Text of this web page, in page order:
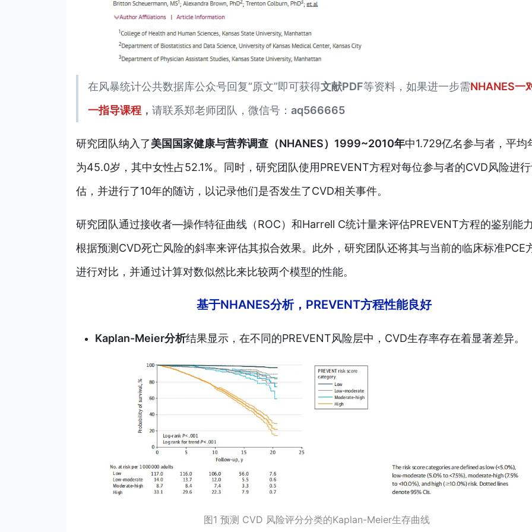
在风暴统计公共数据库公众号回复“原文”即可获得文献PDF等资料，如果进一步需NHANES一
一指导课程 ， 请联系郑老师团队，微信号： aq566665
研究团队纳入了美国国家健康与营养调查（NHANES）1999~2010年中1.729亿名参与者，平均
为45.0岁，其中女性占52.1%。同时，研究团队使用PREVENT方程对每位参与者的CVD风险进
估，并进行了10年的随访，以记录他们是否发生了CVD相关事件。
研究团队通过接收者—操作特征曲线（ROC）和Harrell C统计量来评估PREVENT方程的鉴别能力
根据预测CVD死亡风险的斜率来评估其拟合效果。此外，研究团队还将其与当前的临床标准PCE
进行对比，并通过计算对数似然比来比较两个模型的性能。
基于NHANES分析，PREVENT方程性能良好
Kaplan-Meier分析结果显示，在不同的PREVENT风险层中，CVD生存率存在着显著差异。
图1 预测 CVD 风险评分分类的Kaplan-Meier生存曲线